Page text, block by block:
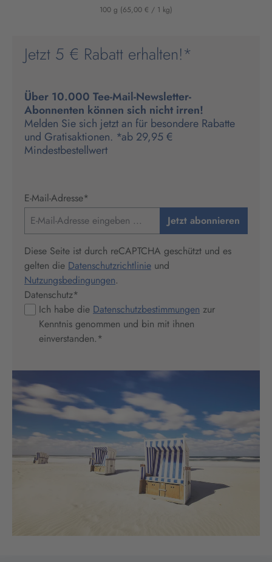
100 g (65,00 € / 1 kg)
Jetzt 5 € Rabatt erhalten!*
Über 10.000 Tee-Mail-Newsletter-
Abonnenten können sich nicht irren!
Melden Sie sich jetzt an für besondere Rabatte
und Gratisaktionen. *ab 29,95 €
Mindestbestellwert
E-Mail-Adresse*
Jetzt abonnieren
Diese Seite ist durch reCAPTCHA geschützt und es
gelten die Datenschutzrichtlinie und
Nutzungsbedingungen.
Datenschutz*
Ich habe die Datenschutzbestimmungen zur
Kenntnis genommen und bin mit ihnen
einverstanden.*